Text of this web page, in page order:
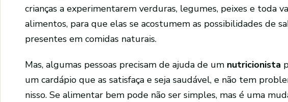
crianças a experimentarem verduras, legumes, peixes e toda
alimentos, para que elas se acostumem as possibilidades de
presentes em comidas naturais.
Mas, algumas pessoas precisam de ajuda de um nutricionista
um cardápio que as satisfaça e seja saudável, e não tem
nisso. Se alimentar bem pode não ser simples, mas é uma